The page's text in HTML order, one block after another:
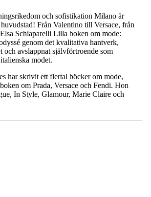
och sofistikation Milano är
Från Valentino till Versace, från
Schiaparelli Lilla boken om mode:
genom det kvalitativa hantverk,
och avslappnat självförtroende som
modet.
har skrivit ett flertal böcker om mode,
om Prada, Versace och Fendi. Hon
In Style, Glamour, Marie Claire och